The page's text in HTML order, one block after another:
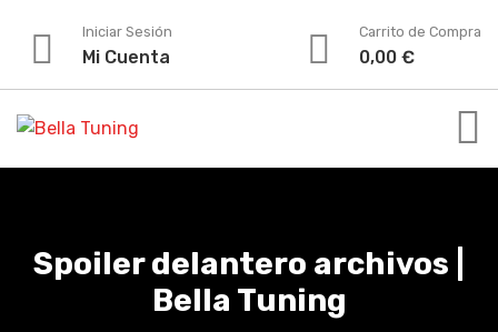
Iniciar Sesión
Mi Cuenta
Carrito de Compra
0,00 €
Spoiler delantero archivos |
Bella Tuning